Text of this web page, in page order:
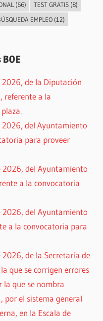
(66) TEST GRATIS(8)
EMPLEO(12)
2026, de la Diputación
referente a la
2026, del Ayuntamiento
para proveer
2026, del Ayuntamiento
a la convocatoria
2026, del Ayuntamiento
a la convocatoria para
de la Secretaría de
que se corrigen errores
la que se nombra
por el sistema general
en la Escala de